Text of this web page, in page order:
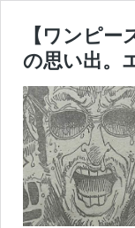
【ワンピ
の思い出。